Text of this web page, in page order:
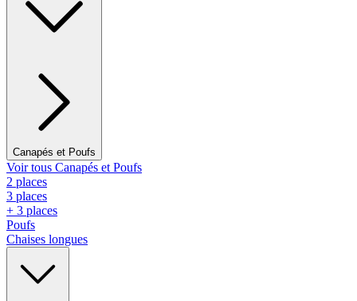
Canapés et Poufs
Voir tous Canapés et Poufs
2 places
3 places
+ 3 places
Poufs
Chaises longues